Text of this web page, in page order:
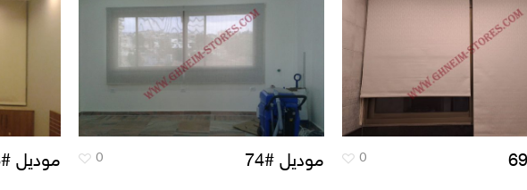
0 موديل #74 0 موديل #48